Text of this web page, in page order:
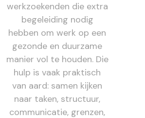
werkzoekenden die extra
begeleiding nodig
hebben om werk op een
gezonde en duurzame
manier vol te houden. Die
hulp is vaak praktisch
van aard: samen kijken
naar taken, structuur,
communicatie, grenzen,